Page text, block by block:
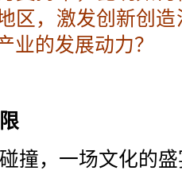
区，激发创新创
业的发展动力？
撞，一场文化的